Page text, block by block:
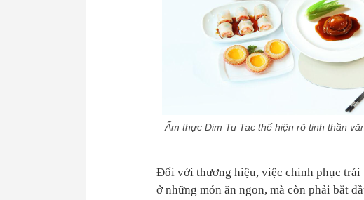
Ẩm thực Dim Tu Tac thể hiện rõ tinh thần
Đối với thương hiệu, việc chinh phục
ở những món ăn ngon, mà còn phải bắt